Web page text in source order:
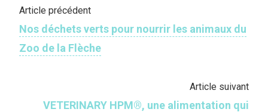
Article précédent
Nos déchets verts pour nourrir les animaux du
Zoo de la Flèche
Article suivant
VETERINARY HPM®, une alimentation qui